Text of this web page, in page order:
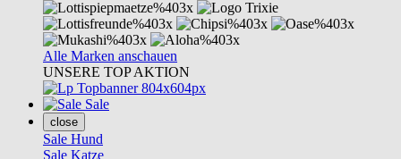
Alle Marken anschauen
UNSERE TOP AKTION
Sale
close
Sale Hund
Sale Katze